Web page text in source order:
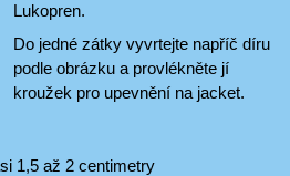
Lukopren.
Do jedné zátky vyvrtejte napříč díru
podle obrázku a provlékněte jí
kroužek pro upevnění na jacket.
1,5 až 2 centimetry